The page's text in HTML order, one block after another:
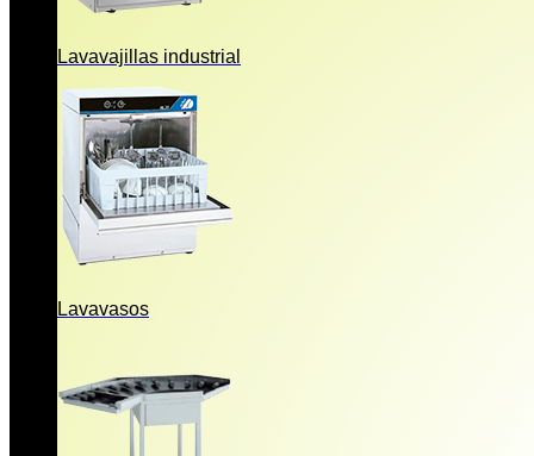
Lavavajillas industrial
Lavavasos